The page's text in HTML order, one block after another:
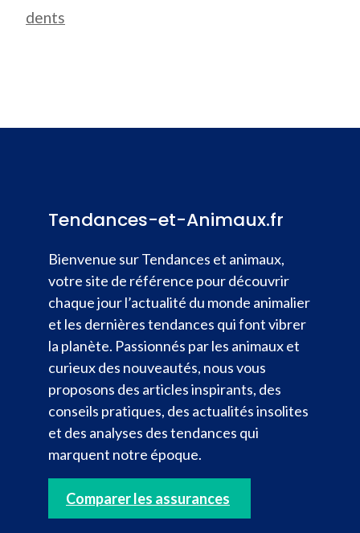
dents
Tendances-et-Animaux.fr
Bienvenue sur Tendances et animaux,
votre site de référence pour découvrir
chaque jour l’actualité du monde animalier
et les dernières tendances qui font vibrer
la planète. Passionnés par les animaux et
curieux des nouveautés, nous vous
proposons des articles inspirants, des
conseils pratiques, des actualités insolites
et des analyses des tendances qui
marquent notre époque.
Comparer les assurances